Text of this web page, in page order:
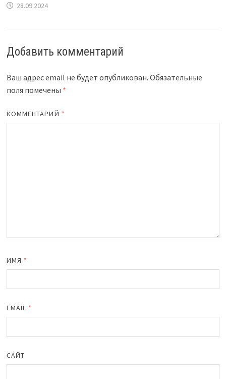
28.09.2024
Добавить комментарий
Ваш адрес email не будет опубликован. Обязательные
поля помечены *
КОММЕНТАРИЙ *
ИМЯ *
EMAIL *
САЙТ